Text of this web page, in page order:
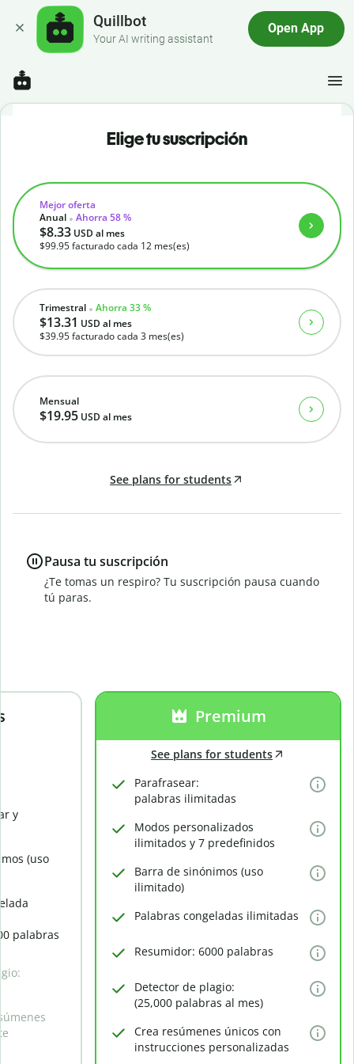
Quillbot
Your AI writing assistant
Open App
y
(uso
palabras
Premium
See plans for students
Parafrasear:
palabras ilimitadas
Modos personalizados
ilimitados y 7 predefinidos
Barra de sinónimos (uso
ilimitado)
Palabras congeladas ilimitadas
Resumidor: 6000 palabras
Detector de plagio:
(25,000 palabras al mes)
Crea resúmenes únicos con
instrucciones personalizadas
Elige tu suscripción
Mensual
$19.95 USD al mes
Trimestral Ahorra 33 %
$13.31 USD al mes
$39.95facturado cada 3 mes(es)
Mejor oferta
Anual
Ahorra 58 %
$8.33 USD al mes
$99.95facturado cada 12 mes(es)
See plans for students
Pausa tu suscripción
¿Te tomas un respiro? Tu suscripción pausa cuando
tú paras.